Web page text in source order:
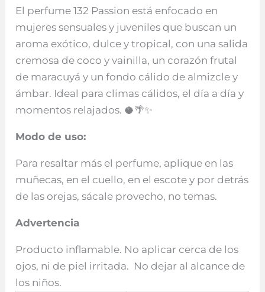
El perfume 132 Passion está enfocado en
mujeres sensuales y juveniles que buscan un
aroma exótico, dulce y tropical, con una salida
cremosa de coco y vainilla, un corazón frutal
de maracuyá y un fondo cálido de almizcle y
ámbar. Ideal para climas cálidos, el día a día y
momentos relajados. 🥥🌴✨
Modo de uso:
Para resaltar más el perfume, aplique en las
muñecas, en el cuello, en el escote y por detrás
de las orejas, sácale provecho, no temas.
Advertencia
Producto inflamable. No aplicar cerca de los
ojos, ni de piel irritada. No dejar al alcance de
los niños.